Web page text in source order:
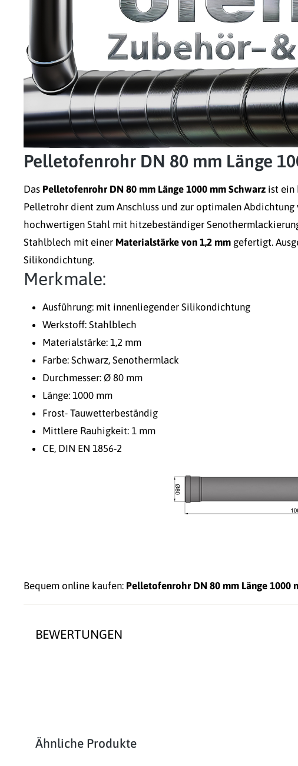
Pelletofenrohr DN 80 mm Länge
Das Pelletofenrohr DN 80 mm Länge 1000 mm Schwarz ist ein
Pelletrohr dient zum Anschluss und zur optimalen
hochwertigen Stahl mit hitzebeständiger
Stahlblech mit einer Materialstärke von 1,2 mm gefertigt.
Silikondichtung.
Merkmale:
Ausführung: mit innenliegender Silikondichtung
Werkstoff: Stahlblech
Materialstärke: 1,2 mm
Farbe: Schwarz, Senothermlack
Durchmesser: Ø 80 mm
Länge: 1000 mm
Frost- Tauwetterbeständig
Mittlere Rauhigkeit: 1 mm
CE, DIN EN 1856-2
Bequem online kaufen: Pelletofenrohr DN 80 mm Länge 1000
BEWERTUNGEN
Produktgalerie überspringen
Ähnliche Produkte